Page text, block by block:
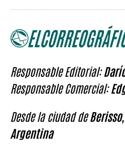
Responsable Editorial:
Responsable Comercial:
Desde la ciudad de
Argentina